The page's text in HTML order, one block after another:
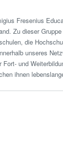
Fresenius
Zu dieser
die
unseres
und
ihnen